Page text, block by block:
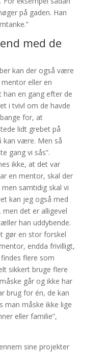
på gaden. Han
med de
kan der også være
eller en
en gang efter de
i tvivl om de havde
for, at
lidt grebet på
kan være. Men så
gang vi sås”.
ikke, at det var
en mentor, skal der
samtidig skal vi
kan jeg også med
det er alligevel
han uddybende.
gør en stor forskel
endda frivilligt,
flere som
sikkert bruge flere
går og ikke har
brug for én, de kan
man måske ikke lige
eller familie”,
sine projekter